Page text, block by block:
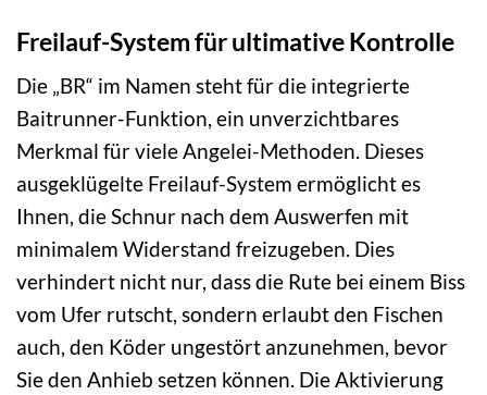
Freilauf-System für ultimative Kontrolle
Die „BR“ im Namen steht für die integrierte
Baitrunner-Funktion, ein unverzichtbares
Merkmal für viele Angelei-Methoden. Dieses
ausgeklügelte Freilauf-System ermöglicht es
Ihnen, die Schnur nach dem Auswerfen mit
minimalem Widerstand freizugeben. Dies
verhindert nicht nur, dass die Rute bei einem Biss
vom Ufer rutscht, sondern erlaubt den Fischen
auch, den Köder ungestört anzunehmen, bevor
Sie den Anhieb setzen können. Die Aktivierung